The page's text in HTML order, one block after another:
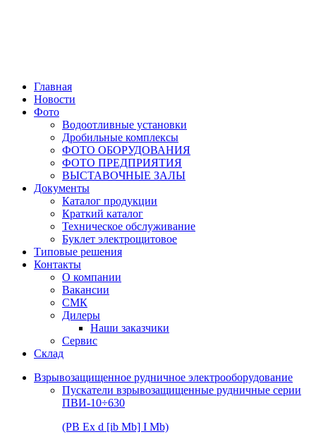
Главная
Новости
Фото
Водоотливные установки
Дробильные комплексы
ФОТО ОБОРУДОВАНИЯ
ФОТО ПРЕДПРИЯТИЯ
ВЫСТАВОЧНЫЕ ЗАЛЫ
Документы
Каталог продукции
Краткий каталог
Техническое обслуживание
Буклет электрощитовое
Типовые решения
Контакты
О компании
Вакансии
СМК
Дилеры
Наши заказчики
Сервис
Склад
Взрывозащищенное рудничное электрооборудование
Пускатели взрывозащищенные рудничные серии
ПВИ-10÷630
(РВ Ex d [ib Mb] I Mb)